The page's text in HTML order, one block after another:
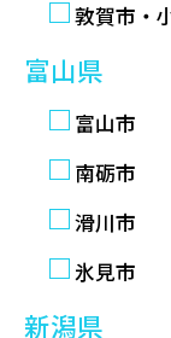
敦賀市・
富山県
富山市
南砺市
滑川市
氷見市
新潟県